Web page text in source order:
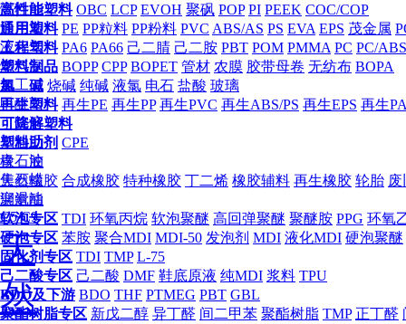
高性能塑料 OBC LCP EVOH 聚砜 POP PI PEEK COC/COP
通用塑料 PE PP粒料 PP粉料 PVC ABS/AS PS EVA EPS 茂金属
工程塑料 PA6 PA66 己二腈 己二胺 PBT POM PMMA PC PC/
塑料制品 BOPP CPP BOPET 管材 农膜 胶带母卷 无纺布 BOPA
氯 碱 烧碱 纯碱 液氯 电石 盐酸 玻璃
再生塑料 再生PE 再生PP 再生PVC 再生ABS/PS 再生EPS 再生PA
可降解塑料
塑料助剂 CPE
橡 胶
天然橡胶 合成橡胶 特种橡胶 丁二烯 橡胶辅料 再生橡胶 轮胎
聚氨酯
软泡专区 TDI 环氧丙烷 软泡聚醚 高回弹聚醚 聚醚胺 PPG 环氧
硬泡专区 苯胺 聚合MDI MDI-50 发泡剂 MDI 液化MDI 硬泡聚醚
固化剂专区 TDI TMP L-75
己二酸专区 己二酸 DMF 鞋底原液 纯MDI 浆料 TPU
BDO及下游 BDO THF PTMEG PBT GBL
聚酯树脂专区 新戊二醇 异丁醛 间二甲苯 聚酯树脂 TMP 正丁醛
燃料油
船用油
液化气
燃气深
加工二
甲醚丙/
丁烷溶
剂油沥
青石油
焦石蜡
润滑油
C5/C9
天
然